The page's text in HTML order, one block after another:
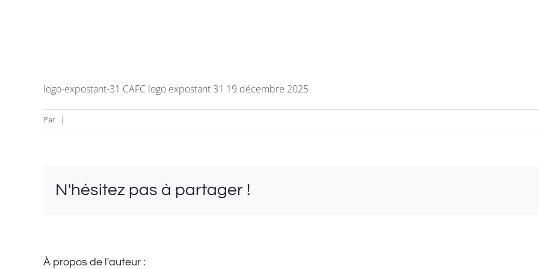
logo-expostant-31 CAFC logo expostant 31 19 décembre 2025
Par |
N'hésitez pas à partager !
À propos de l'auteur :